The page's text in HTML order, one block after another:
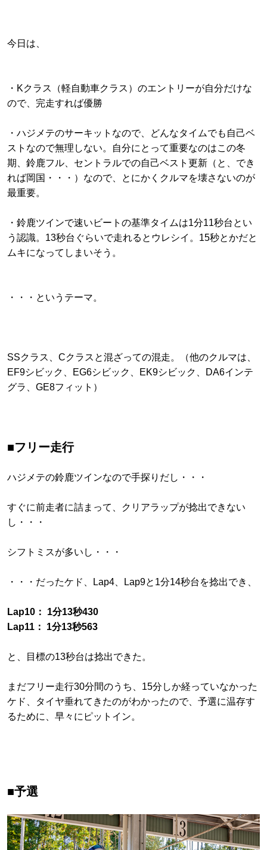
今日は、
・Kクラス（軽自動車クラス）のエントリーが自分だけな
ので、完走すれば優勝
・ハジメテのサーキットなので、どんなタイムでも自己ベ
ストなので無理しない。自分にとって重要なのはこの冬
期、鈴鹿フル、セントラルでの自己ベスト更新（と、でき
れば岡国・・・）なので、とにかくクルマを壊さないのが
最重要。
・鈴鹿ツインで速いビートの基準タイムは1分11秒台とい
う認識。13秒台ぐらいで走れるとウレシイ。15秒とかだと
ムキになってしまいそう。
・・・というテーマ。
SSクラス、Cクラスと混ざっての混走。（他のクルマは、
EF9シビック、EG6シビック、EK9シビック、DA6インテ
グラ、GE8フィット）
■フリー走行
ハジメテの鈴鹿ツインなので手探りだし・・・
すぐに前走者に詰まって、クリアラップが捻出できない
し・・・
シフトミスが多いし・・・
・・・だったケド、Lap4、Lap9と1分14秒台を捻出でき、
Lap10： 1分13秒430
Lap11： 1分13秒563
と、目標の13秒台は捻出できた。
まだフリー走行30分間のうち、15分しか経っていなかった
ケド、タイヤ垂れてきたのがわかったので、予選に温存す
るために、早々にピットイン。
■予選